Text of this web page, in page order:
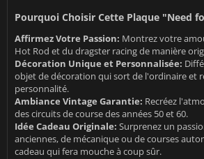
Pourquoi Choisir Cette Plaque "Need
Affirmez Votre Passion: Montrez votre
Hot Rod et du dragster racing de manière
Décoration Unique et Personnalisée:
objet de décoration qui sort de l'ordinaire et
personnalité.
Ambiance Vintage Garantie: Recréez
des circuits de course des années 50 et 60.
Idée Cadeau Originale: Surprenez un
anciennes, de mécanique ou de courses
cadeau qui fera mouche à coup sûr.